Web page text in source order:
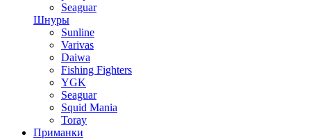
Seaguar
Шнуры
Sunline
Varivas
Daiwa
Fishing Fighters
YGK
Seaguar
Squid Mania
Toray
Приманки